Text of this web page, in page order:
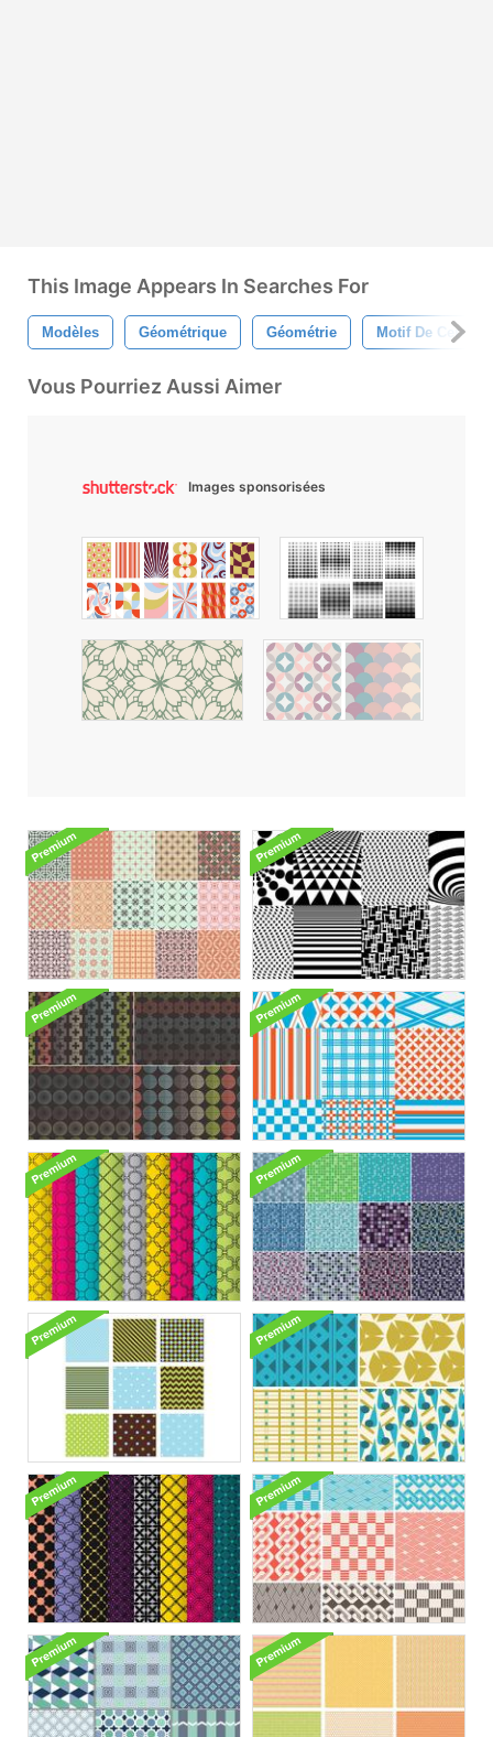
This Image Appears In Searches For
Modèles Géométrique Géométrie Motif De Cercle
Vous Pourriez Aussi Aimer
Images sponsorisées